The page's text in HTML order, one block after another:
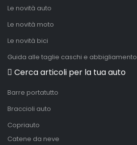
Le novità auto
Le novità moto
Le novità bici
Guida alle taglie caschi e abbigliamento
Cerca articoli per la tua auto
Barre portatutto
Braccioli auto
Copriauto
Catene da neve